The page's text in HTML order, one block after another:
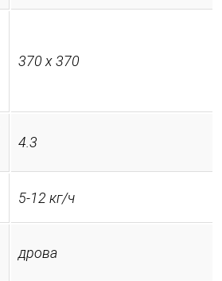
370 х 370
4.3
5-12 кг/ч
дрова